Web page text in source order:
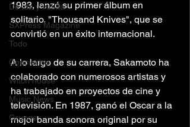
De ida y vuelta
SXPress Magazine
Todo
Conciertos
Witch house
Music News
Grunge
1983, lanzó su primer álbum en
solitario, "Thousand Knives", que se
convirtió en un éxito internacional.
A lo largo de su carrera, Sakamoto ha
colaborado con numerosos artistas y
ha trabajado en proyectos de cine y
televisión. En 1987, ganó el Oscar a la
mejor banda sonora original por su